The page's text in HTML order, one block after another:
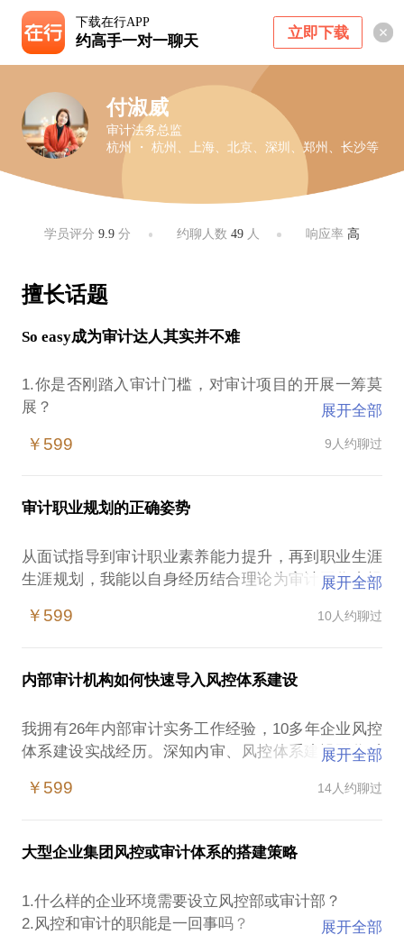
下载在行APP
约高手一对一聊天 立即下载
付淑威
审计法务总监
杭州 ・ 杭州、上海、北京、深圳、郑州、长沙等
学员评分9.9 分 约聊人数 49人 响应率 高
擅长话题
So easy成为审计达人其实并不难
1.你是否刚踏入审计门槛，对审计项目的开展一筹莫
展？
3.审计总是得罪人怎么办？
5.如何走出审计困境？
.......
学员称为教练式辅导老师，辅导风格：
有趣：将复杂的理论用亲身经历的案例进行深层次剖
析，化繁为简、深入浅出；
有效：学员反馈实用有效，课程贴合工作场景，转化
01—风控体系建设系列课程
训》
探索》
展开全部
￥599 9人约聊过
审计职业规划的正确姿势
从面试指导到审计职业素养能力提升，再到职业生涯
生涯规划，我能以自身经历结合理论为审计工作者提
你成为你做梦都没梦到的最好的自己。帮你解答以下
1.个人特征。我适合做审计吗？
2.专业选择。大学毕业后我的第一份工作是做审计
3.组织选择。刚走出校门的我，到国企、民企、社会
审计、政府机关工作的利和弊？
4.行业选择。什么样的企业更适合我实现职业理想？
展开全部
￥599 10人约聊过
内部审计机构如何快速导入风控体系建设
我拥有26年内部审计实务工作经验，10多年企业风控
体系建设实战经历。深知内审、风控体系建设工作对
对大型企业集团风控、内部审计工作规划、项目管
总结各审计项目经验，能手把手教你从内审进阶之道
从1.0-2.0-3.0-4.0，再逐步成长为风控达人。
能帮你解答：
1.审计部门是否适合主导组织的风控体系建设？
展开全部
￥599 14人约聊过
大型企业集团风控或审计体系的搭建策略
1.什么样的企业环境需要设立风控部或审计部？
2.风控和审计的职能是一回事吗？
展开全部